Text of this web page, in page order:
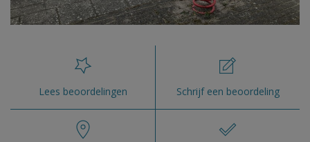
Lees beoordelingen Schrijf een beoordeling